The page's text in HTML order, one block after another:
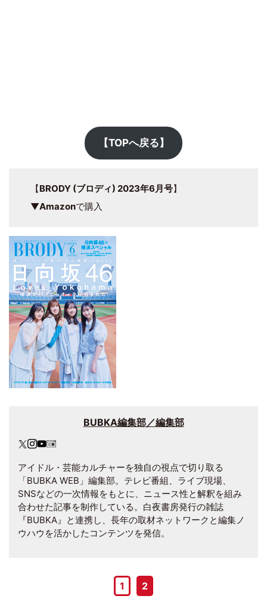
【TOPへ戻る】
【BRODY (ブロディ) 2023年6月号】
▼Amazonで購入
BUBKA編集部／編集部
アイドル・芸能カルチャーを独自の視点で切り取る
「BUBKA WEB」編集部。テレビ番組、ライブ現場、
SNSなどの一次情報をもとに、ニュース性と解釈を組み
合わせた記事を制作している。白夜書房発行の雑誌
『BUBKA』と連携し、長年の取材ネットワークと編集ノ
ウハウを活かしたコンテンツを発信。
1 2